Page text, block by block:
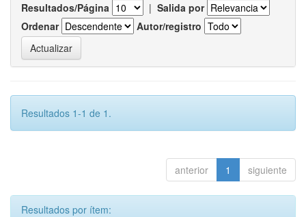
Resultados/Página | Salida por
Ordenar
Autor/registro
Resultados 1-1 de 1.
anterior 1 siguiente
Resultados por ítem: